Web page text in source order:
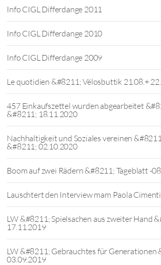
Info CIGL Differdange 2011
Info CIGL Differdange 2010
Info CIGL Differdange 2009
Le quotidien &#8211; Vëlosbuttik 21.08.+
457 Einkaufszettel wurden abgearbeitet
&#8211; 18.11.2020
Nachhaltigkeit und Soziales vereinen
&#8211; 02.10.2020
Boom auf zwei Rädern &#8211; Tageblatt -
Lauschtert den Interview mam Paola
LW &#8211; Spielsachen aus zweiter Hand
17.11.2019
LW &#8211; Gebrauchtes für Generationen
03.09.2019